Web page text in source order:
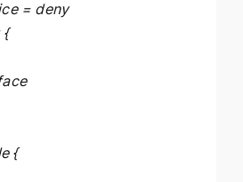
= deny
{
{